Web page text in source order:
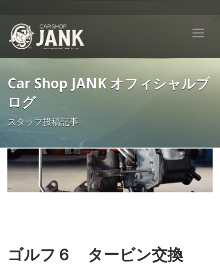
Car Shop JANK オフィシャルブ
ログ
スタッフ投稿記事
ゴルフ６ タービン交換